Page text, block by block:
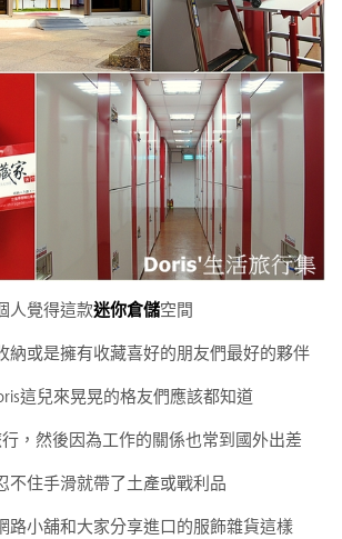
人覺得這款迷你倉儲空間
納或是擁有收藏喜好的朋友們最好的夥伴
這兒來晃晃的格友們應該都知道
，然後因為工作的關係也常到國外出差
不住手滑就帶了土產或戰利品
路小舖和大家分享進口的服飾雜貨這樣